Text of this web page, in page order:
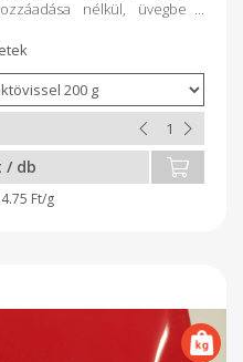
nélkül, üvegbe
/ db
4.75 Ft/g